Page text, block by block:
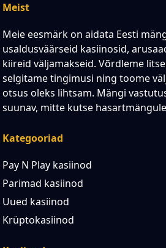
Meist
Meie eesmärk on aidata Eesti
usaldusväärseid kasiinosid,
kiireid väljamakseid. Võrdleme
selgitame tingimusi ning toome
otsus oleks lihtsam. Mängi
suunav, mitte kutse hasartmängule
Kategooriad
Pay N Play kasiinod
Parimad kasiinod
Uued kasiinod
Krüptokasiinod